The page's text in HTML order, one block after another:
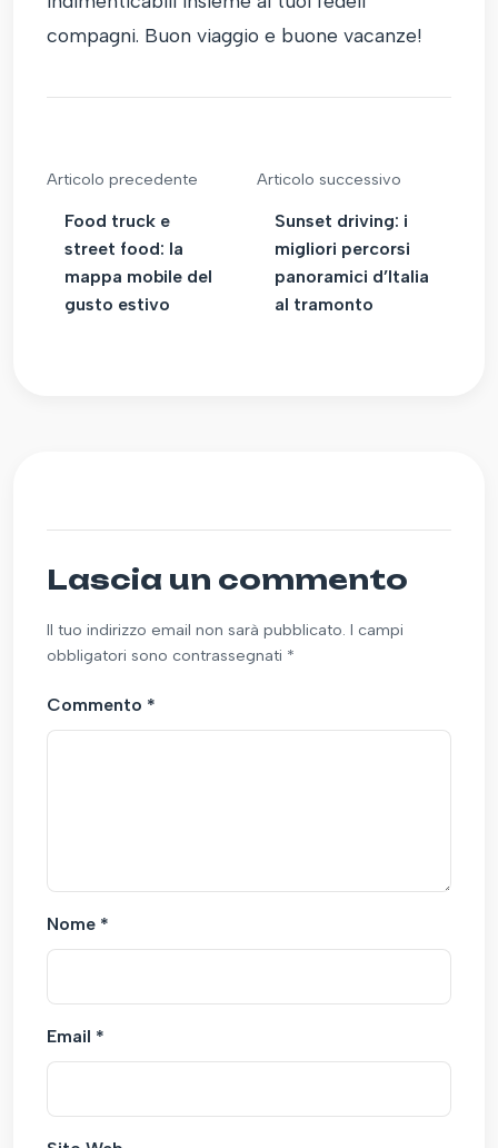
compagni. Buon viaggio e buone vacanze!
Articolo precedente
Food truck e
street food: la
mappa mobile del
gusto estivo
Articolo successivo
Sunset driving: i
migliori percorsi
panoramici d’Italia
al tramonto
Lascia un commento
Il tuo indirizzo email non sarà pubblicato. I campi
obbligatori sono contrassegnati *
Commento *
Nome *
Email *